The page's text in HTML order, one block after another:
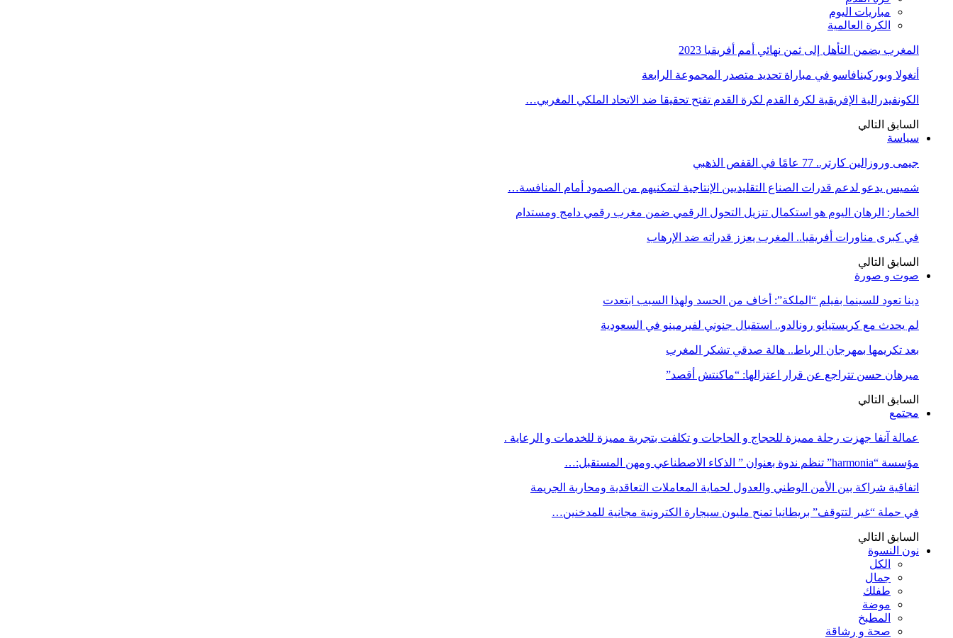
مباريات اليوم
الكرة العالمية
المغرب يضمن التأهل إلى ثمن نهائي أمم أفريقيا 2023
أنغولا وبوركينافاسو في مباراة تحديد متصدر المجموعة الرابعة
الكونفيدرالية الإفريقية لكرة القدم لكرة القدم تفتح تحقيقا ضد الاتحاد الملكي المغربي…
السابق التالي
سياسة
جيمى وروزالين كارتر.. 77 عامًا في القفص الذهبي
شميس يدعو لدعم قدرات الصناع التقليديين الإنتاجية لتمكنيهم من الصمود أمام المنافسة…
الخمار: الرهان اليوم هو استكمال تنزيل التحول الرقمي ضمن مغرب رقمي دامج ومستدام
في كبرى مناورات أفريقيا.. المغرب يعزز قدراته ضد الإرهاب
السابق التالي
صوت و صورة
دينا تعود للسينما بفيلم “الملكة”: أخاف من الحسد ولهذا السبب ابتعدت
لم يحدث مع كريستيانو رونالدو.. استقبال جنوني لفيرمينو في السعودية
بعد تكريمها بمهرجان الرباط.. هالة صدقي تشكر المغرب
ميرهان حسن تتراجع عن قرار اعتزالها: “ماكنتش أقصد”
السابق التالي
مجتمع
عمالة آنفا جهزت رحلة مميزة للحجاج و الحاجات و تكلفت بتجربة مميزة للخدمات و الرعاية .
مؤسسة “harmonia” تنظم ندوة بعنوان ” الذكاء الاصطناعي ومهن المستقبل:…
اتفاقية شراكة بين الأمن الوطني والعدول لحماية المعاملات التعاقدية ومحاربة الجريمة
في حملة “غير لتتوقف” بريطانيا تمنح مليون سيجارة الكترونية مجانية للمدخنين…
السابق التالي
نون النسوة
الكل
جمال
طفلك
موضة
المطبخ
صحة و رشاقة